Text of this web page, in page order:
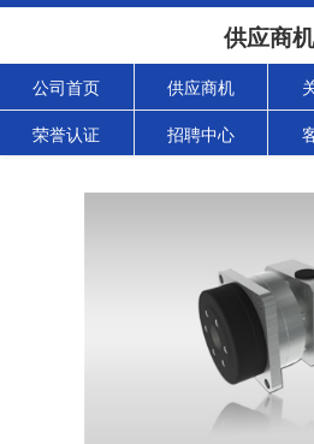
供应商机
公司首页 供应商机
荣誉认证 招聘中心